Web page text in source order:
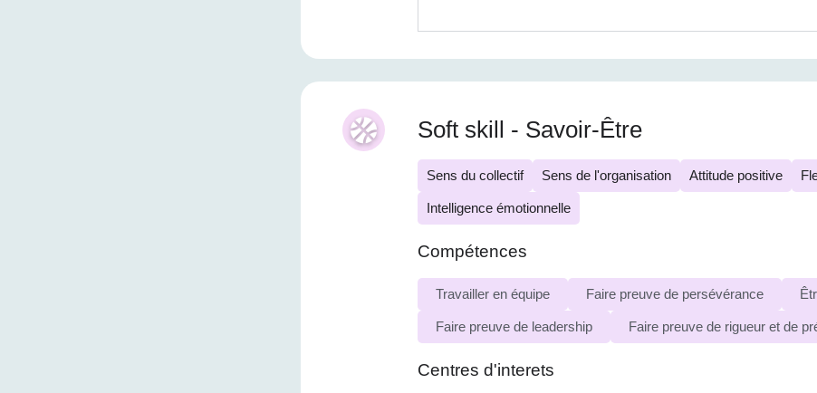
Soft skill - Savoir-Être
Sens du collectif Sens de l'organisation Attitude positive
Intelligence émotionnelle
Compétences
Travailler en équipe Faire preuve de persévérance
Faire preuve de leadership Faire preuve de rigueur et de
Centres d'interets